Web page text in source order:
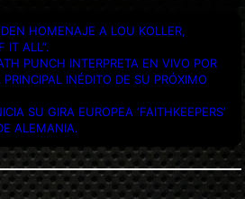
HOMENAJE A LOU KOLLER,
IT ALL”.
PUNCH INTERPRETA EN VIVO POR
INÉDITO DE SU PRÓXIMO
SU GIRA EUROPEA ‘FAITHKEEPERS’
ALEMANIA.